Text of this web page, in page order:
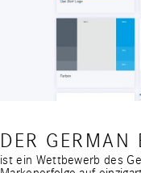
DER GERMAN
ist ein Wettbewerb des